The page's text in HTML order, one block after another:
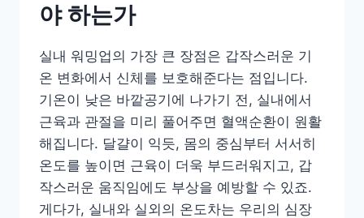
야 하는가
실내 워밍업의 가장 큰 장점은 갑작스러운 기
온 변화에서 신체를 보호해준다는 점입니다.
기온이 낮은 바깥공기에 나가기 전, 실내에서
근육과 관절을 미리 풀어주면 혈액순환이 원활
해집니다. 달걀이 익듯, 몸의 중심부터 서서히
온도를 높이면 근육이 더욱 부드러워지고, 갑
작스러운 움직임에도 부상을 예방할 수 있죠.
게다가, 실내와 실외의 온도차는 우리의 심장